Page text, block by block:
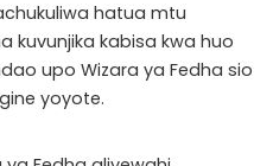
hatua mtu
kuvunjika kabisa kwa huo
upo Wizara ya Fedha sio
yoyote.